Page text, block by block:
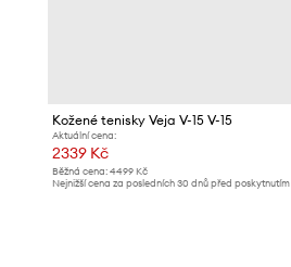
Kožené tenisky Veja V-15 V-15
Aktuální cena:
2339 Kč
Běžná cena: 4499 Kč
Nejnižší cena za posledních 30 dnů před poskytnutím